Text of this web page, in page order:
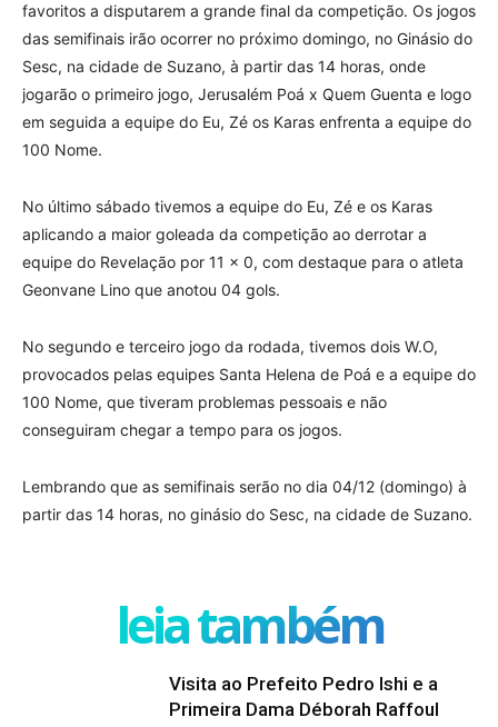
favoritos a disputarem a grande final da competição. Os jogos
das semifinais irão ocorrer no próximo domingo, no Ginásio do
Sesc, na cidade de Suzano, à partir das 14 horas, onde
jogarão o primeiro jogo, Jerusalém Poá x Quem Guenta e logo
em seguida a equipe do Eu, Zé os Karas enfrenta a equipe do
100 Nome.
No último sábado tivemos a equipe do Eu, Zé e os Karas
aplicando a maior goleada da competição ao derrotar a
equipe do Revelação por 11 x 0, com destaque para o atleta
Geonvane Lino que anotou 04 gols.
No segundo e terceiro jogo da rodada, tivemos dois W.O,
provocados pelas equipes Santa Helena de Poá e a equipe do
100 Nome, que tiveram problemas pessoais e não
conseguiram chegar a tempo para os jogos.
Lembrando que as semifinais serão no dia 04/12 (domingo) à
partir das 14 horas, no ginásio do Sesc, na cidade de Suzano.
leia também
Visita ao Prefeito Pedro Ishi e a
Primeira Dama Déborah Raffoul